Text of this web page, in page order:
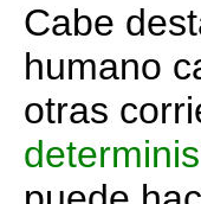
Cabe
humano
otras